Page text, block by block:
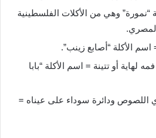
“نمورة” وهي من الأكلات الفلسطينية
الأكلة “أصابع زينب”.
أو تتينة = اسم الأكلة “بابا
ودائرة سوداء على عيناه =